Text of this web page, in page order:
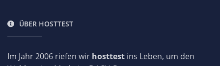
ÜBER HOSTTEST
Im Jahr 2006 riefen wir hosttest ins Leben, um den